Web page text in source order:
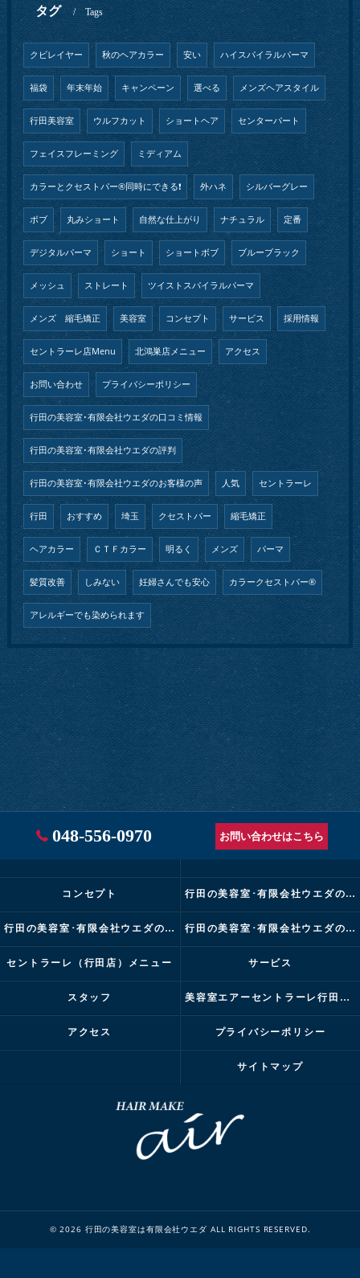
タグ Tags
クビレイヤー 秋のヘアカラー 安い ハイスパイラルパーマ
福袋 年末年始 キャンペーン 選べる メンズヘアスタイル
行田美容室 ウルフカット ショートヘア センターパート
フェイスフレーミング ミディアム
カラーとクセストパー®︎同時にできる❗️ 外ハネ シルバーグレー
ボブ 丸みショート 自然な仕上がり ナチュラル 定番
デジタルパーマ ショート ショートボブ ブルーブラック
メッシュ ストレート ツイストスパイラルパーマ
メンズ 縮毛矯正 美容室 コンセプト サービス 採用情報
セントラーレ店Menu 北鴻巣店メニュー アクセス
お問い合わせ プライバシーポリシー
行田の美容室･有限会社ウエダの口コミ情報
行田の美容室･有限会社ウエダの評判
行田の美容室･有限会社ウエダのお客様の声 人気 セントラーレ
行田 おすすめ 埼玉 クセストパー 縮毛矯正
ヘアカラー ＣＴＦカラー 明るく メンズ パーマ
髪質改善 しみない 妊婦さんでも安心 カラークセストパー®︎
アレルギーでも染められます
048-556-0970 お問い合わせはこちら
コンセプト 行田の美容室･有限会社ウエダの口コミ情報
行田の美容室･有限会社ウエダの評判 行田の美容室･有限会社ウエダのお客様の声
セントラーレ（行田店）メニュー サービス
スタッフ 美容室エアーセントラーレ行田店ブログ
アクセス プライバシーポリシー
サイトマップ
© 2026 行田の美容室は有限会社ウエダ ALL RIGHTS RESERVED.